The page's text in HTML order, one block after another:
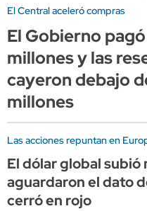
El Central aceleró compras
El Gobierno
millones y las
cayeron debajo
millones
Las acciones repuntan en
El dólar global
aguardaron el dato
cerró en rojo